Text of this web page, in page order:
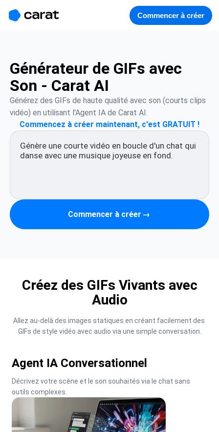
소개
Commencer à créer
Générateur de GIFs avec
Son - Carat AI
Générez des GIFs de haute qualité avec son (courts clips
vidéo) en utilisant l'Agent IA de Carat AI.
Commencez à créer maintenant, c'est GRATUIT !
Commencer à créer →
Créez des GIFs Vivants avec
Audio
Allez au-delà des images statiques en créant facilement des
GIFs de style vidéo avec audio via une simple conversation.
Agent IA Conversationnel
Décrivez votre scène et le son souhaités via le chat sans
outils complexes.